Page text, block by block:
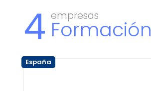
4 empresas
Formación
España